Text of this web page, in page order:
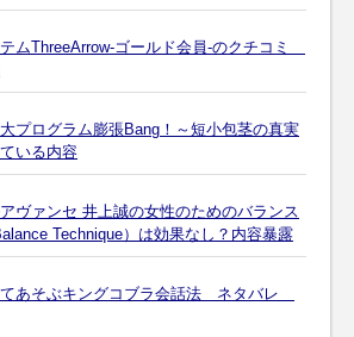
ムThreeArrow-ゴールド会員-のクチコミ
プログラム膨張Bang！～短小包茎の真実
いる内容
ヴァンセ 井上誠の女性のためのバランス
Technique）は効果なし？内容暴露
あそぶキングコブラ会話法 ネタバレ